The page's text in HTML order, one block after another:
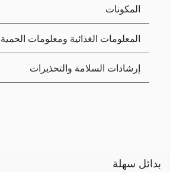
المكونات
المعلومات الغذائية ومعلومات الحمية
إرشادات السلامة والتحذيرات
بدائل سهلة